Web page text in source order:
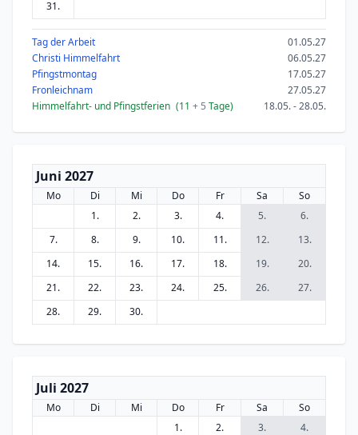
31.
Tag der Arbeit
01.05.27
Christi Himmelfahrt
06.05.27
Pfingstmontag
17.05.27
Fronleichnam
27.05.27
Himmelfahrt- und Pfingstferien (11 + 5 Tage) 18.05. - 28.05.
Juni 2027
Mo Di Mi Do Fr Sa
So
1.
2. 3. 4. 5.
6.
7.
8. 9. 10. 11. 12.
13.
14.
15. 16. 17. 18. 19.
20.
21.
22. 23. 24. 25. 26.
27.
28.
29. 30.
Juli 2027
Mo Di Mi Do Fr Sa
So
1.
2. 3.
4.